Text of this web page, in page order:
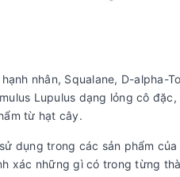
nhân, Squalane, D-alpha-
Lupulus dạng lỏng cô
từ hạt cây.
dụng trong các sản phẩm
xác những gì có trong từng